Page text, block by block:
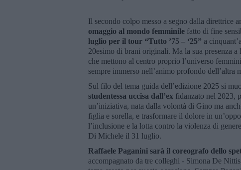
Il secondo colpo messo a segno dalla direttrice
omaggio al mondo femminile fatto di fine
luglio per il tour “Tutto ’75 – ‘25” a
20esimo di brani originali. Ma la sua presenza
che mettono al centro proprio l’universo
sempre immerso nell’animo profondo dell’altra
Sul filo del tema guida dell’edizione 2025 si
studentessa uccisa dall’ex fidanzato nel 2023,
un’iniziativa, nata dalla volontà di Gino ma
figlia e sorella, e trasformare il dolore in
l’inclusione e la lotta contro la violenza di
Di Michele il 31 luglio.
Raffaele Paganini sarà il coreografo dello
accompagnato da tre colleghi - Simona De